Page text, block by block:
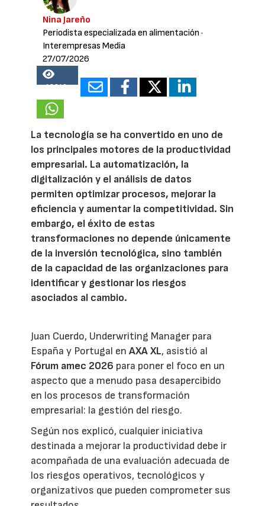
Nina Jareño
Periodista especializada en alimentación ·
Interempresas Media
27/07/2026
18340
La tecnología se ha convertido en uno de
los principales motores de la productividad
empresarial. La automatización, la
digitalización y el análisis de datos
permiten optimizar procesos, mejorar la
eficiencia y aumentar la competitividad. Sin
embargo, el éxito de estas
transformaciones no depende únicamente
de la inversión tecnológica, sino también
de la capacidad de las organizaciones para
identificar y gestionar los riesgos
asociados al cambio.
Juan Cuerdo, Underwriting Manager para
España y Portugal enAXA XL, asistió al
Fórum amec 2026 para poner el foco en un
aspecto que a menudo pasa desapercibido
en los procesos de transformación
empresarial: la gestión del riesgo.
Según nos explicó, cualquier iniciativa
destinada a mejorar la productividad debe ir
acompañada de una evaluación adecuada de
los riesgos operativos, tecnológicos y
organizativos que pueden comprometer sus